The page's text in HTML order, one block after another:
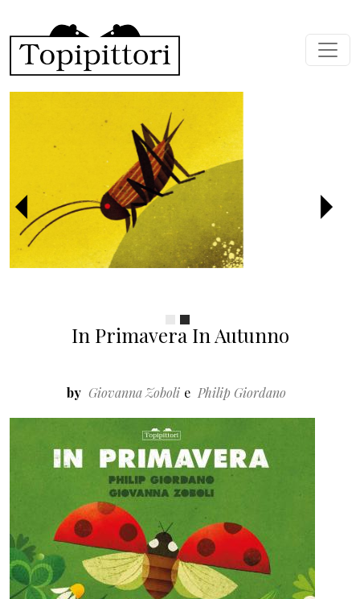
Previous
In Primavera In Autunno
by Giovanna Zoboli Philip Giordano